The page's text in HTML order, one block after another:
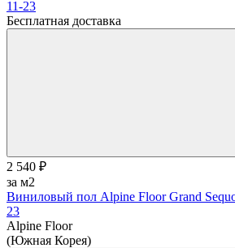
Бесплатная доставка
2 540 ₽
за м2
Виниловый пол Alpine Floor Grand
23
Alpine Floor
(Южная Корея)